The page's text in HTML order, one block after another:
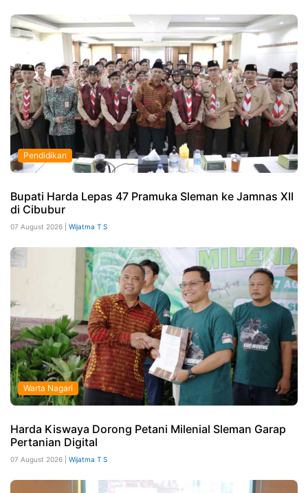
Pendidikan
Bupati Harda Lepas 47 Pramuka Sleman ke Jamnas XII
di Cibubur
07 August 2026 | Wijatma T S
Warta Nagari
Harda Kiswaya Dorong Petani Milenial Sleman Garap
Pertanian Digital
07 August 2026 | Wijatma T S